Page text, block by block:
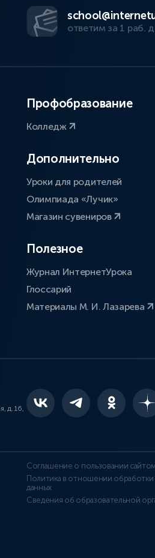
ответим за 1 раб.
Профобразование
Колледж
Дополнительно
Уроки для родителей
Олимпиада «Лучик»
Магазин сувениров
Полезное
Журнал ИнтернетУрока
Глоссарий
Материалы М. И. Лазарева
д. 16,
Соглашение о пользовании
Политика в отношении
данных
Сведения об образовательной